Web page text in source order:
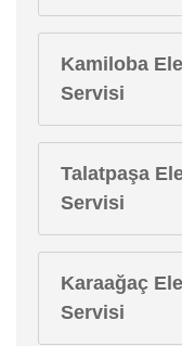
Kamiloba
Servisi
Talatpaşa
Servisi
Karaağaç
Servisi